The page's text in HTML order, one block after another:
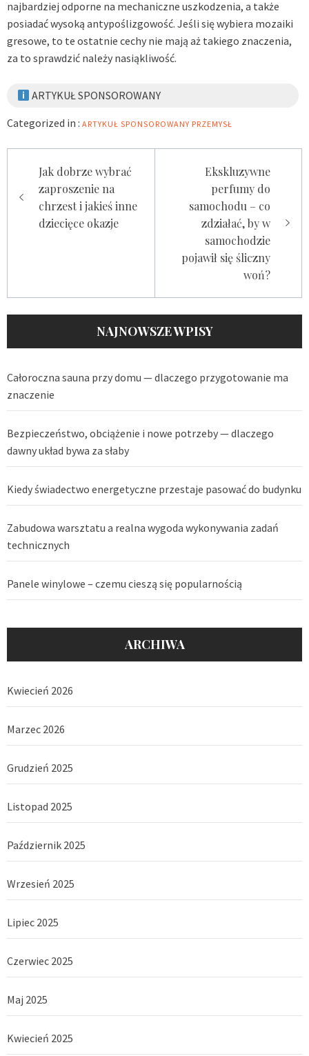
najbardziej odporne na mechaniczne uszkodzenia, a także
posiadać wysoką antypoślizgowość. Jeśli się wybiera mozaiki
gresowe, to te ostatnie cechy nie mają aż takiego znaczenia,
za to sprawdzić należy nasiąkliwość.
ARTYKUŁ SPONSOROWANY
Categorized in : ARTYKUŁ SPONSOROWANY PRZEMYSŁ
Zobacz
wpisy
Jak dobrze wybrać
zaproszenie na
chrzest i jakieś inne
dziecięce okazje
Ekskluzywne
perfumy do
samochodu – co
zdziałać, by w
samochodzie
pojawił się śliczny
woń?
NAJNOWSZE WPISY
Całoroczna sauna przy domu — dlaczego przygotowanie ma
znaczenie
Bezpieczeństwo, obciążenie i nowe potrzeby — dlaczego
dawny układ bywa za słaby
Kiedy świadectwo energetyczne przestaje pasować do budynku
Zabudowa warsztatu a realna wygoda wykonywania zadań
technicznych
Panele winylowe – czemu cieszą się popularnością
ARCHIWA
Kwiecień 2026
Marzec 2026
Grudzień 2025
Listopad 2025
Październik 2025
Wrzesień 2025
Lipiec 2025
Czerwiec 2025
Maj 2025
Kwiecień 2025